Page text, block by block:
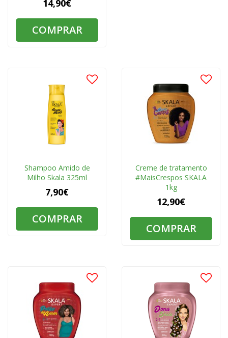
14,90€
COMPRAR
Shampoo Amido de
Milho Skala 325ml
7,90€
COMPRAR
Creme de tratamento
#MaisCrespos SKALA
1kg
12,90€
COMPRAR